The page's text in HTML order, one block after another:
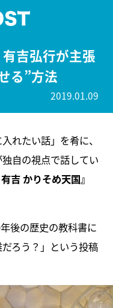
有吉弘行が主張
る”方法
2019.01.09
れたい話」を肴に、
自の視点で話してい
吉 かりそめ天国』
後の歴史の教科書に
ろう？」という投稿